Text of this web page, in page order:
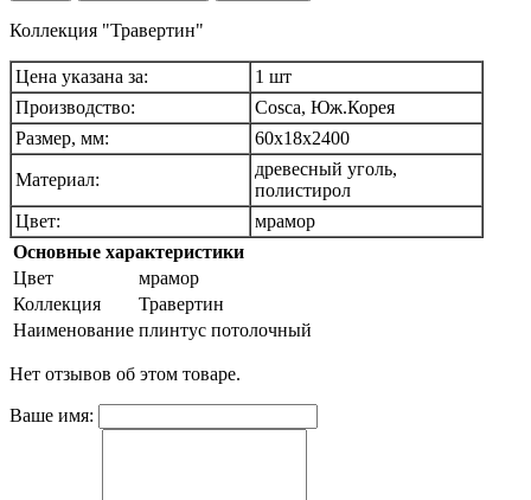
Коллекция "Травертин"
Цена указана за:
1 шт
Производство:
Cosca, Юж.Корея
Размер, мм:
60х18х2400
Материал:
древесный уголь,
полистирол
Цвет:
мрамор
Основные характеристики
Цвет
мрамор
Коллекция
Травертин
Наименование плинтус потолочный
Нет отзывов об этом товаре.
Ваше имя: